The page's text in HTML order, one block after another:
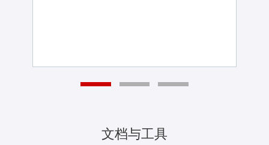
文档与工具